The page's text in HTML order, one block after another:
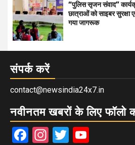
“पुलिस सृजन संवाद”
छात्राओं को साइबर सुरक्षा
गया जागरूक
संपर्क करें
contact@newsindia24x7.in
नवीनतम खबरों के लिए फॉलो
Facebook
Instagram
Twitter